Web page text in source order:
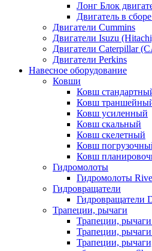
Лонг Блок
Двигатель в
Двигатели Cummins
Двигатели Isuzu
Двигатели Caterpillar
Двигатели Perkins
Навесное оборудование
Ковши
Ковш
Ковш
Ковш усиленный
Ковш скальный
Ковш скелетный
Ковш
Ковш
Гидромолоты
Гидромолоты
Гидровращатели
Гидровращатели
Трапеции, рычаги
Трапеции,
Трапеции,
Трапеции,